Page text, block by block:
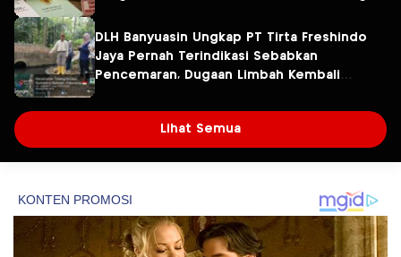
DLH Banyuasin Ungkap PT Tirta Freshindo
Jaya Pernah Terindikasi Sebabkan
Pencemaran, Dugaan Limbah Kembali
Lihat Semua